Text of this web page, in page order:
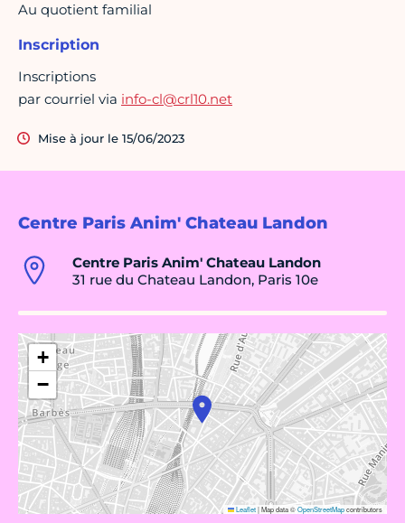
Centre Paris Anim' Chateau Landon
Centre Paris Anim' Chateau Landon
31 rue du Chateau Landon, Paris 10e
+
−
Leaflet|Map data ©OpenStreetMapcontributors
Au quotient familial
Inscription
Inscriptions
par courriel via info-cl@crl10.net
Mise à jour le 15/06/2023